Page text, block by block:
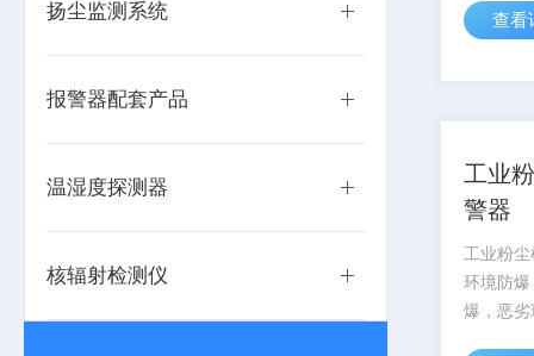
扬尘监测系统
报警器配套产品
温湿度探测器
核辐射检测仪
清理，
查看
工业
警器
工业粉
环境防
爆，恶